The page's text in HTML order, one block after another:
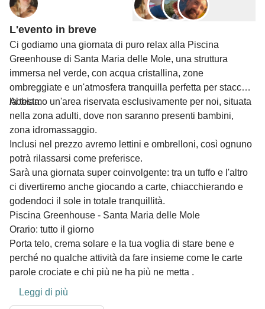
L'evento in breve
Ci godiamo una giornata di puro relax alla Piscina
Greenhouse di Santa Maria delle Mole, una struttura
immersa nel verde, con acqua cristallina, zone
ombreggiate e un'atmosfera tranquilla perfetta per staccare
la testa.
Abbiamo un'area riservata esclusivamente per noi, situata
nella zona adulti, dove non saranno presenti bambini,
zona idromassaggio.
Inclusi nel prezzo avremo lettini e ombrelloni, così ognuno
potrà rilassarsi come preferisce.
Sarà una giornata super coinvolgente: tra un tuffo e l'altro
ci divertiremo anche giocando a carte, chiacchierando e
godendoci il sole in totale tranquillità.
Piscina Greenhouse - Santa Maria delle Mole
Orario: tutto il giorno
Porta telo, crema solare e la tua voglia di stare bene e
perché no qualche attività da fare insieme come le carte
parole crociate e chi più ne ha più ne metta .
Leggi di più